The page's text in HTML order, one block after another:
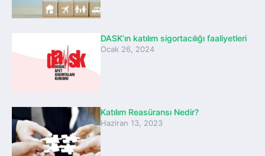
DASK’ın katılım sigortacılığı faaliyetleri
Ocak 26, 2024
Katılım Reasüransı Nedir?
Haziran 13, 2023